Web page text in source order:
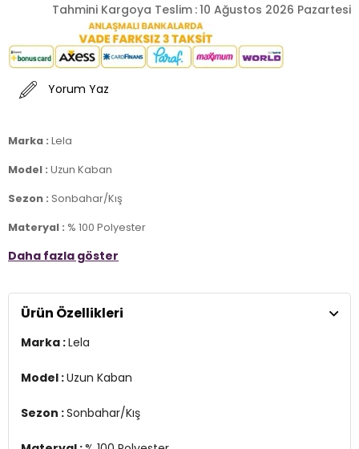
Tahmini Kargoya Teslim :10 Ağustos 2026 Pazartesi
Yorum Yaz
Marka : Lela
Model : Uzun Kaban
Sezon : Sonbahar/Kış
Materyal : % 100 Polyester
Yaka Bilgisi :Mono Yaka
Kol Bilgisi :Uzun Kol
Cep Bilgisi :Cepli
Kalıp Bilgisi : Oversize Fit
60 cm / Basen : 90 cm / Beden : S
Üretim Yeri : Türkiye
Daha fazla göster
Ürün Özellikleri
Marka :Lela
Model :Uzun Kaban
Sezon :Sonbahar/Kış